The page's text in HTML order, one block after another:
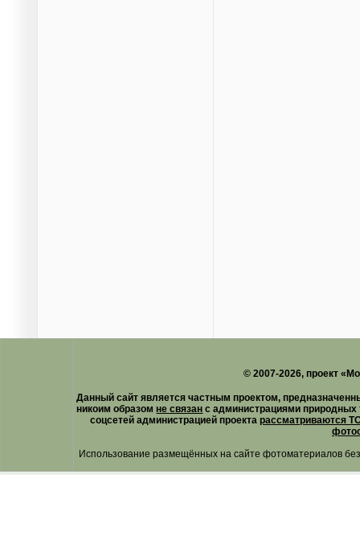
© 2007-2026, проект
Данный сайт является частным проектом,
никоим образомне связан с администрациями природных
соцсетей администрацией проекта рассматриваются
Использование размещённых на сайте фотоматериалов